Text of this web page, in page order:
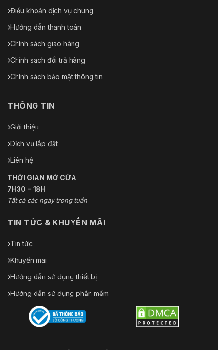
Điều khoản dịch vụ chung
Hướng dẫn thanh toán
Chính sách giao hàng
Chính sách đổi trả hàng
Chính sách bảo mật thông tin
THÔNG TIN
Giới thiệu
Dịch vụ lắp đặt
Liên hệ
THỜI GIAN MỞ CỬA
7H30 - 18H
Tất cả các ngày trong tuần
TIN TỨC & KHUYẾN MÃI
Tin tức
Khuyến mãi
Hướng dẫn sử dụng thiết bị
Hướng dẫn sử dụng phần mềm